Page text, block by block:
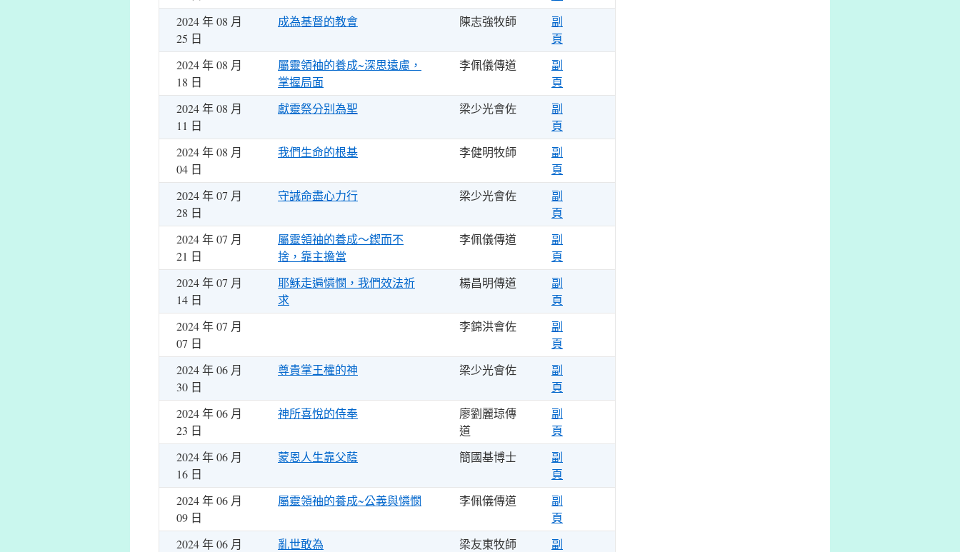
2024 年 08 月
25 日
成為基督的教會 陳志強牧師
副
頁
2024 年 08 月
18 日
屬靈領袖的養成~深思遠慮，
掌握局面
李佩儀傳道
副
頁
2024 年 08 月
11 日
獻靈祭分别為聖 梁少光會佐
副
頁
2024 年 08 月
04 日
我們生命的根基 李健明牧師
副
頁
2024 年 07 月
28 日
守誡命盡心力行 梁少光會佐
副
頁
2024 年 07 月
21 日
屬靈領袖的養成～鍥而不
捨，靠主擔當
李佩儀傳道
副
頁
2024 年 07 月
14 日
耶穌走遍憐憫，我們效法祈
求
楊昌明傳道
副
頁
2024 年 07 月
07 日
李錦洪會佐
副
頁
2024 年 06 月
30 日
尊貴掌王權的神 梁少光會佐
副
頁
2024 年 06 月
23 日
神所喜悅的侍奉
廖劉麗琼傳
道
副
頁
2024 年 06 月
16 日
蒙恩人生靠父蔭 簡國基博士
副
頁
2024 年 06 月
09 日
屬靈領袖的養成~公義與憐憫 李佩儀傳道
副
頁
2024 年 06 月
亂世敢為 梁友東牧師
副